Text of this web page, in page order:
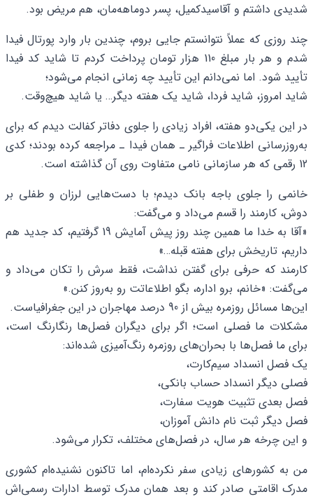
شدیدی داشتم و آقاسیدکمیل، پسر دوماهه‌مان، هم مریض بود.
چند روزی که عملاً نتوانستم جایی بروم، چندین بار وارد پورتال فیدا
شدم و هر بار مبلغ 110 هزار تومان پرداخت کردم تا شاید کد فیدا
تأیید شود. اما نمی‌دانم این تأیید چه زمانی انجام می‌شود؛
شاید امروز، شاید فردا، شاید یک هفته دیگر… یا شاید هیچ‌وقت.
در این یکی‌دو هفته، افراد زیادی را جلوی دفاتر کفالت دیدم که برای
به‌روزرسانی اطلاعات فراگیر ـ همان فیدا ـ مراجعه کرده بودند؛ کدی
12 رقمی که هر سازمانی نامی متفاوت روی آن گذاشته است.
خانمی را جلوی باجه بانک دیدم؛ با دست‌هایی لرزان و طفلی بر
دوش، کارمند را قسم می‌داد و می‌گفت:
«آقا به خدا ما همین چند روز پیش آمایش 19 گرفتیم، کد جدید هم
داریم، تاریخش برای هفته قبله…»
کارمند که حرفی برای گفتن نداشت، فقط سرش را تکان می‌داد و
می‌گفت: «خانم، برو اداره، بگو اطلاعاتت رو به‌روز کنن.»
این‌ها مسائل روزمره بیش از 90 درصد مهاجران در این جغرافیاست.
مشکلات ما فصلی است؛ اگر برای دیگران فصل‌ها رنگارنگ است،
برای ما فصل‌ها با بحران‌های روزمره رنگ‌آمیزی شده‌اند:
یک فصل انسداد سیم‌کارت،
فصلی دیگر انسداد حساب بانکی،
فصل بعدی تثبیت هویت سفارت،
فصل دیگر ثبت نام دانش آموزان،
و این چرخه هر سال، در فصل‌های مختلف، تکرار می‌شود.
من به کشورهای زیادی سفر نکرده‌ام، اما تاکنون نشنیده‌ام کشوری
مدرک اقامتی صادر کند و بعد همان مدرک توسط ادارات رسمی‌اش